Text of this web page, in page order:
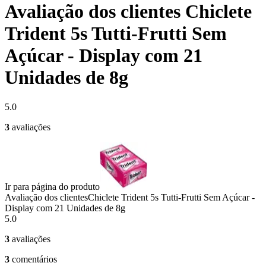
Avaliação dos clientes Chiclete
Trident 5s Tutti-Frutti Sem
Açúcar - Display com 21
Unidades de 8g
5.0
3 avaliações
Ir para página do produto
Avaliação dos clientesChiclete Trident 5s Tutti-Frutti Sem Açúcar -
Display com 21 Unidades de 8g
5.0
3 avaliações
3 comentários